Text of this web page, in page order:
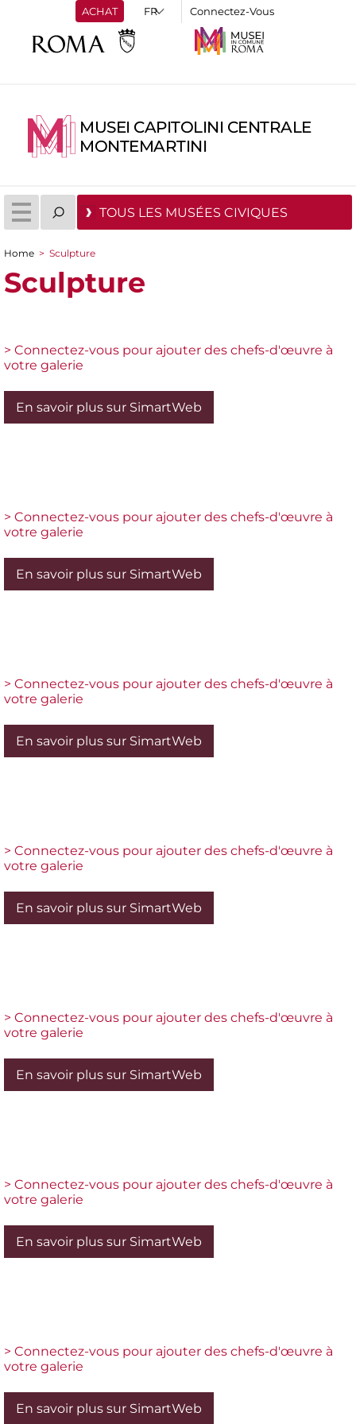
ACHAT Connectez-Vous
MUSEI CAPITOLINI CENTRALE
MONTEMARTINI
TOUS LES MUSÉES CIVIQUES
You are here
Home > Sculpture
Sculpture
> Connectez-vous pour ajouter des chefs-d'œuvre à
votre galerie
En savoir plus sur SimartWeb
> Connectez-vous pour ajouter des chefs-d'œuvre à
votre galerie
En savoir plus sur SimartWeb
> Connectez-vous pour ajouter des chefs-d'œuvre à
votre galerie
En savoir plus sur SimartWeb
> Connectez-vous pour ajouter des chefs-d'œuvre à
votre galerie
En savoir plus sur SimartWeb
> Connectez-vous pour ajouter des chefs-d'œuvre à
votre galerie
En savoir plus sur SimartWeb
> Connectez-vous pour ajouter des chefs-d'œuvre à
votre galerie
En savoir plus sur SimartWeb
> Connectez-vous pour ajouter des chefs-d'œuvre à
votre galerie
En savoir plus sur SimartWeb